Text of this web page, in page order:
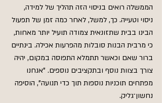
הממשלה רואים בניסוי הזה תהליך של למידה,
ניסוי וטעייה. כך, למשל, לאחר כמה זמן של תפעול
הבינו בבית שתזונאית צמודה תועיל יותר מאחות,
כי מרבית הבנות סובלות מהפרעות אכילה. בינתיים
ברור שאם וכאשר תתמלא התפוסה במקום, יהיה
צורך בצוות נוסף ובתקציבים נוספים. "אנחנו
מפתחים תוכניות נוספות תוך כדי תנועה", הוסיפה
נחשון־גליק.